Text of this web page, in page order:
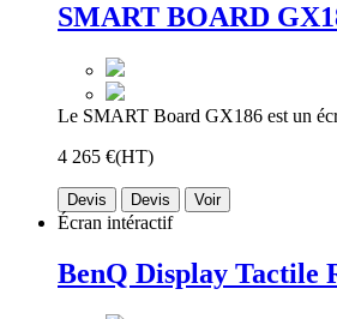
SMART BOARD
Le SMART Board GX186 est un
4 265 €(HT)
Devis Devis Voir
Écran intéractif
BenQ Display Tactile